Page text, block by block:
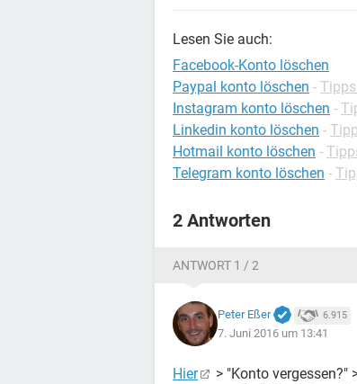
Lesen Sie auch:
Facebook-Konto löschen
Paypal konto löschen -
Instagram konto löschen -
Linkedin konto löschen -
Hotmail konto löschen -
Telegram konto löschen -
2 Antworten
ANTWORT 1 / 2
Peter Eßer 6.915
7. Juni 2016 um 13:41
Hier
> "Konto vergessen?"